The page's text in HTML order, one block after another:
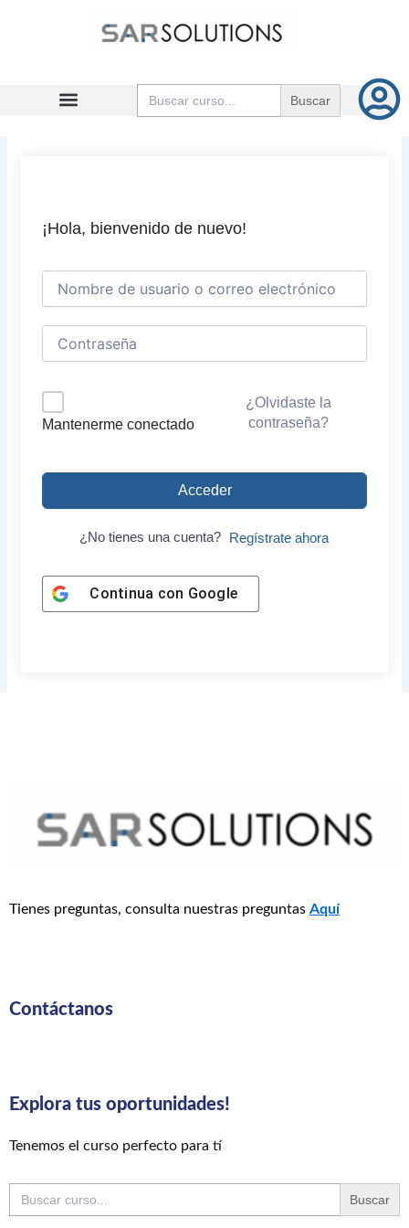
Buscar:
¡Hola, bienvenido de nuevo!
Mantenerme conectado
¿Olvidaste la
contraseña?
Acceder
¿No tienes una cuenta? Regístrate ahora
Continua con Google
Tienes preguntas, consulta nuestras preguntas Aquí
Contáctanos
Explora tus oportunidades!
Tenemos el curso perfecto para tí
Buscar: